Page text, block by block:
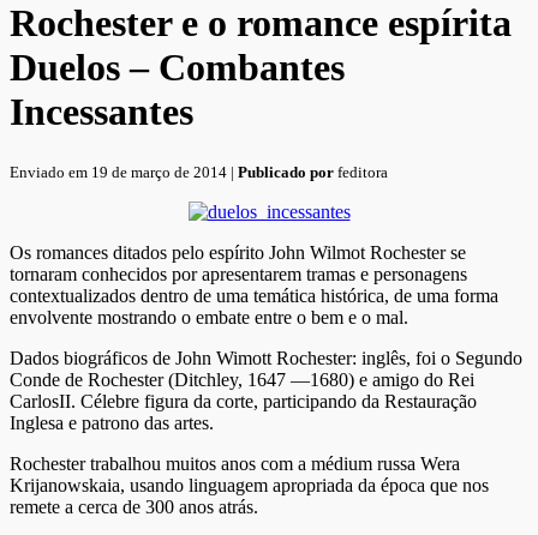
Rochester e o romance espírita
Duelos – Combantes
Incessantes
Enviado em 19 de março de 2014 | Publicado por feditora
Os romances ditados pelo espírito John Wilmot Rochester se
tornaram conhecidos por apresentarem tramas e personagens
contextualizados dentro de uma temática histórica, de uma forma
envolvente mostrando o embate entre o bem e o mal.
Dados biográficos de John Wimott Rochester: inglês, foi o Segundo
Conde de Rochester (Ditchley, 1647 —1680) e amigo do Rei
CarlosII. Célebre figura da corte, participando da Restauração
Inglesa e patrono das artes.
Rochester trabalhou muitos anos com a médium russa Wera
Krijanowskaia, usando linguagem apropriada da época que nos
remete a cerca de 300 anos atrás.